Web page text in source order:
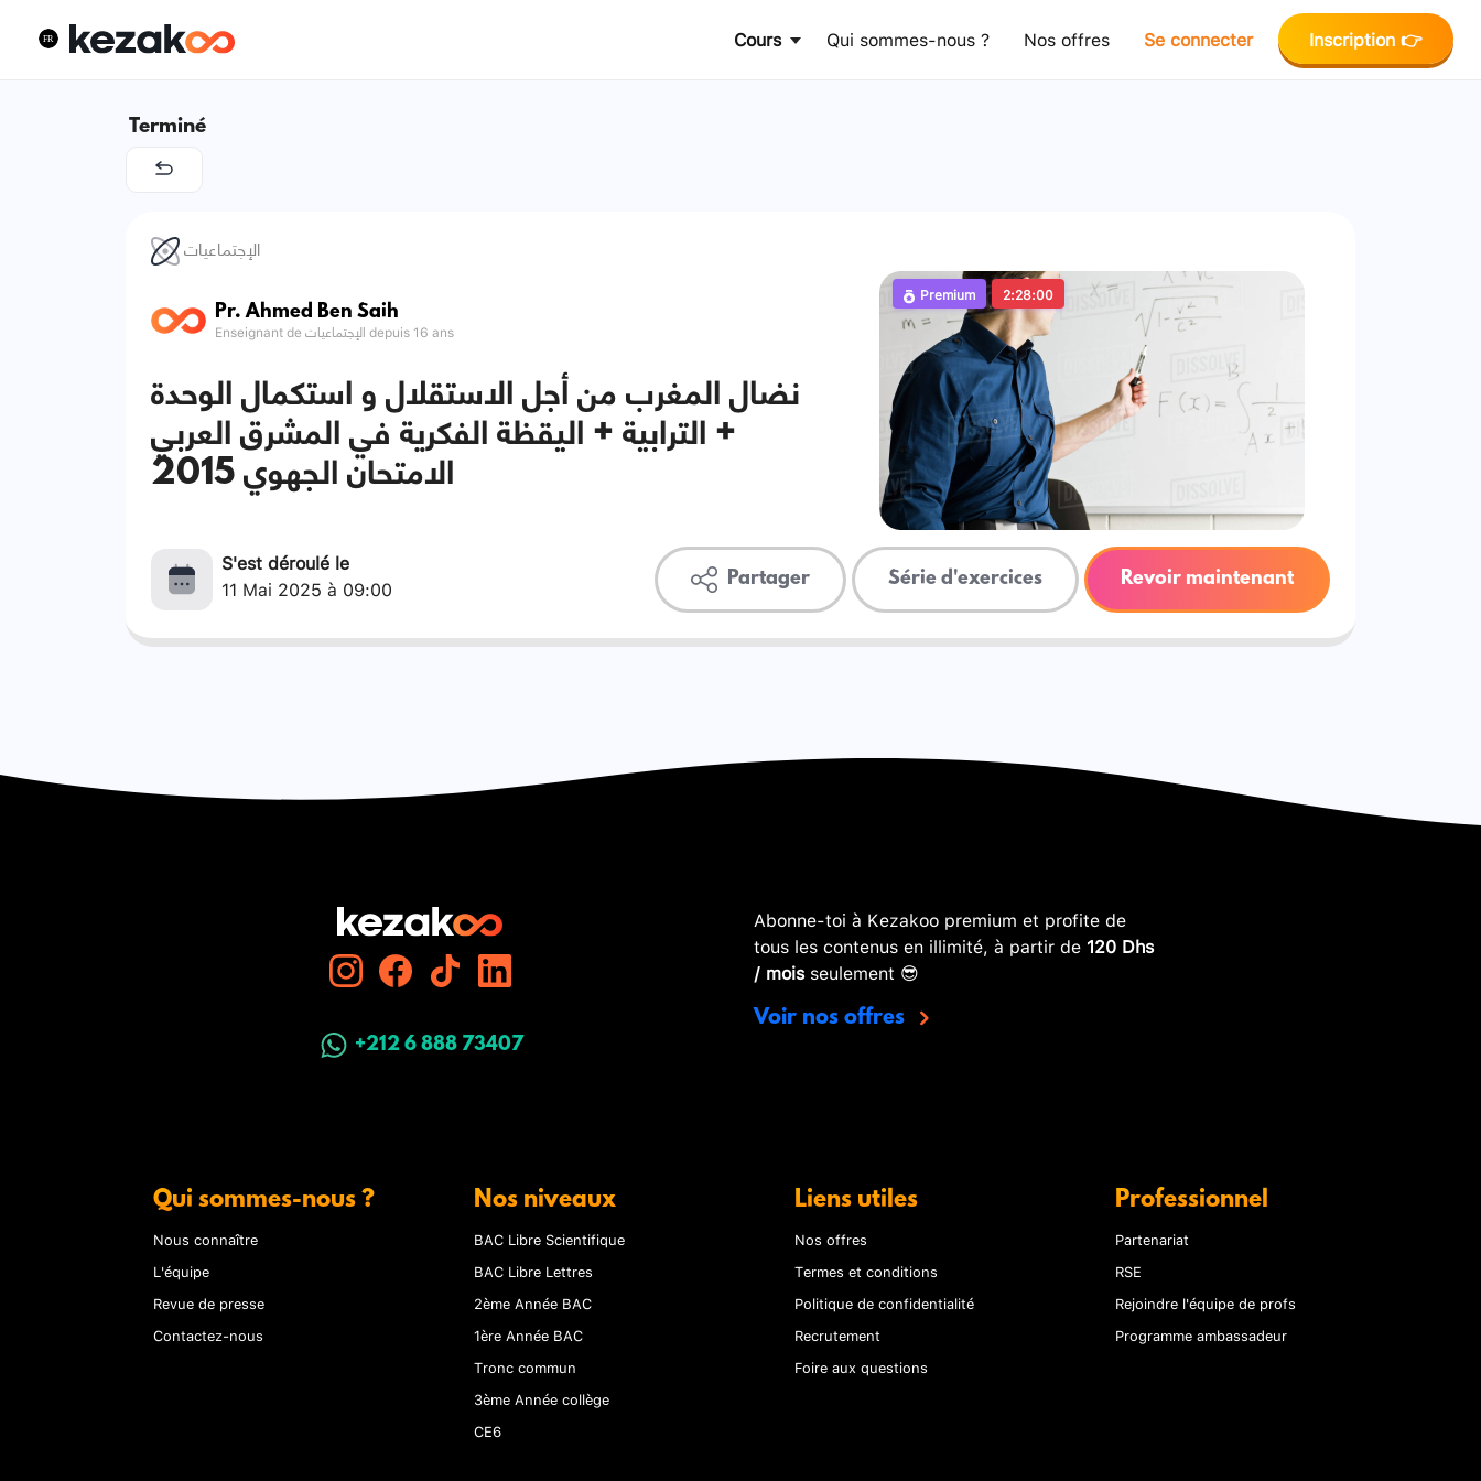
Cours Qui sommes-nous ? Nos offres Se connecter Inscription 👉
Terminé
الإجتماعيات
Pr. Ahmed Ben Saih
Enseignant de الإجتماعيات depuis 16 ans
نضال المغرب من أجل الاستقلال و استكمال الوحدة
الترابية + اليقظة الفكرية في المشرق العربي +
‎الامتحان الجهوي 2015
Premium 2:28:00
S'est déroulé le
11 Mai 2025 à 09:00
Partager Série d'exercices Revoir maintenant
+212 6 888 73407
Abonne-toi à Kezakoo premium et profite de
tous les contenus en illimité, à partir de 120 Dhs
/ moisseulement 😎
Voir nos offres
Qui sommes-nous ?
Nous connaître
L'équipe
Revue de presse
Contactez-nous
Nos niveaux
BAC Libre Scientifique
BAC Libre Lettres
2ème Année BAC
1ère Année BAC
Tronc commun
3ème Année collège
CE6
Liens utiles
Nos offres
Termes et conditions
Politique de confidentialité
Recrutement
Foire aux questions
Professionnel
Partenariat
RSE
Rejoindre l'équipe de profs
Programme ambassadeur